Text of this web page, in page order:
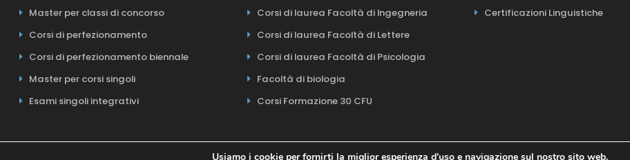
Master per classi di concorso
Corsi di perfezionamento
Corsi di perfezionamento biennale
Master per corsi singoli
Esami singoli integrativi
Corsi di laurea Facoltà di Ingegneria
Corsi di laurea Facoltà di Lettere
Corsi di laurea Facoltà di Psicologia
Facoltà di biologia
Corsi Formazione 30 CFU
Certificazioni Linguistiche
Usiamo i cookie per fornirti la miglior esperienza d'uso e navigazione sul nostro sito web.